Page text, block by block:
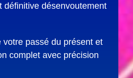
définitive désenvoutement
votre passé du présent et
complet avec précision